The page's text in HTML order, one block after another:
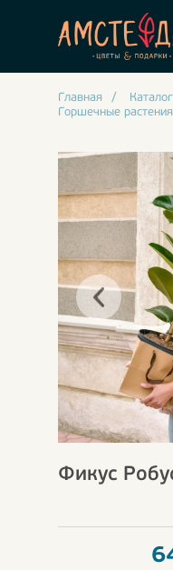
Главная /
Горшечные растения
Фикус